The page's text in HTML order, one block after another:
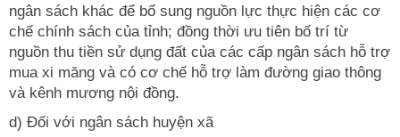
ngân sách khác để bổ sung nguồn lực thực hiện các cơ
chế chính sách của tỉnh; đồng thời ưu tiên bố trí từ
nguồn thu tiền sử dụng đất của các cấp ngân sách hỗ trợ
mua xi măng và có cơ chế hỗ trợ làm đường giao thông
và kênh mương nội đồng.
d) Đối với ngân sách huyện xã